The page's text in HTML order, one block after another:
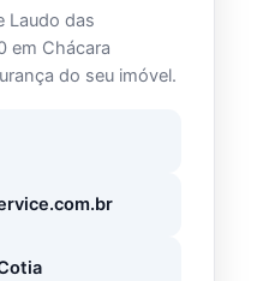
Laudo das
em Chácara
do seu imóvel.